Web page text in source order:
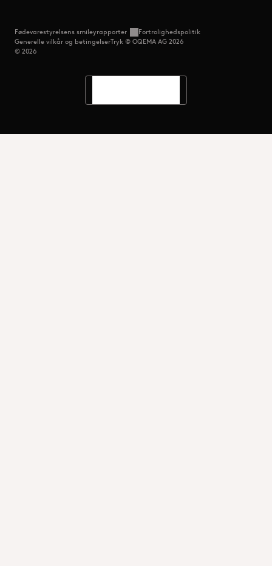
© 2026
Fødevarestyrelsens smileyrapporter
Fortrolighedspolitik
Generelle vilkår og betingelserTryk © OQEMA AG 2026